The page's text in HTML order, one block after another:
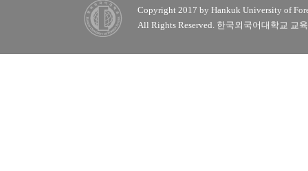
Copyright 2017 by Hankuk University of
All Rights Reserved. 한국외국어대학교 교